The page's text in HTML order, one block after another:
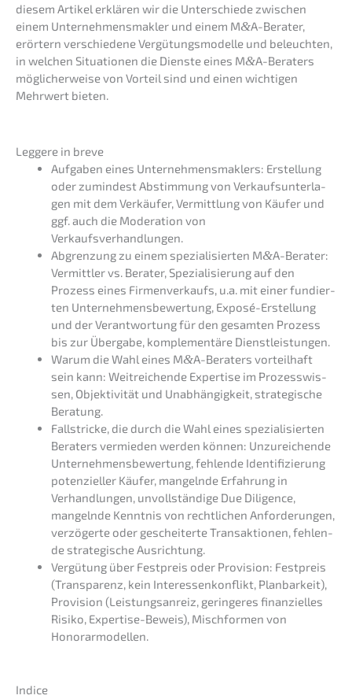
diesem Artikel erklä­ren wir die Unter­schie­de zwischen
einem Unter­neh­mens­mak­ler und einem M&A-Berater,
erörtern verschie­de­ne Vergü­tungs­mo­del­le und beleuch­ten,
in welchen Situa­tio­nen die Diens­te eines M&A-Beraters
mögli­cher­wei­se von Vorteil sind und einen wichti­gen
Mehrwert bieten.
Legge­re in breve
Aufga­ben eines Unter­neh­mens­mak­lers: Erstel­lung
oder zumin­dest Abstim­mung von Verkaufs­un­ter­la­
gen mit dem Verkäu­fer, Vermitt­lung von Käufer und
ggf. auch die Modera­ti­on von
Verkaufsverhandlungen.
Abgren­zung zu einem spezia­li­sier­ten M&A-Berater:
Vermitt­ler vs. Berater, Spezia­li­sie­rung auf den
Prozess eines Firmen­ver­kaufs, u.a. mit einer fundier­
ten Unter­neh­mens­be­wer­tung, Exposé-Erstel­lung
und der Verant­wor­tung für den gesam­ten Prozess
bis zur Überga­be, komple­men­tä­re Dienstleistungen.
Warum die Wahl eines M&A-Beraters vorteil­haft
sein kann: Weitrei­chen­de Exper­ti­se im Prozess­wis­
sen, Objek­ti­vi­tät und Unabhän­gig­keit, strate­gi­sche
Beratung.
Fallstri­cke, die durch die Wahl eines spezia­li­sier­ten
Beraters vermie­den werden können: Unzurei­chen­de
Unter­neh­mens­be­wer­tung, fehlen­de Identi­fi­zie­rung
poten­zi­el­ler Käufer, mangeln­de Erfah­rung in
Verhand­lun­gen, unvoll­stän­di­ge Due Diligence,
mangeln­de Kennt­nis von recht­li­chen Anfor­de­run­gen,
verzö­ger­te oder geschei­ter­te Trans­ak­tio­nen, fehlen­
de strate­gi­sche Ausrichtung.
Vergü­tung über Festpreis oder Provi­si­on: Festpreis
(Trans­pa­renz, kein Inter­es­sen­kon­flikt, Planbar­keit),
Provi­si­on (Leistungs­an­reiz, gerin­ge­res finan­zi­el­les
Risiko, Exper­ti­se-Beweis), Misch­for­men von
Honorarmodellen.
Indice